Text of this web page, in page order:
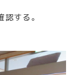
する。